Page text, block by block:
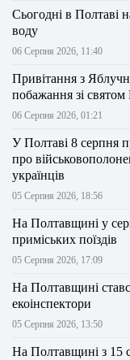
Сьогодні в Полтаві
воду
06 Серпня 2026, 11:40
Привітання з
побажання зі
06 Серпня 2026, 01:21
У Полтаві 8 серпня
про
українців
05 Серпня 2026, 18:56
На Полтавщині у
приміських поїздів
05 Серпня 2026, 17:09
На Полтавщині
екоінспектори
05 Серпня 2026, 13:50
На Полтавщині з 15